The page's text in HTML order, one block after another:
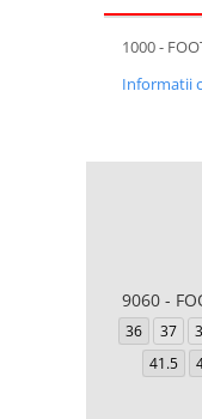
1000 -
Informatii
9060 -
36 37
41.5